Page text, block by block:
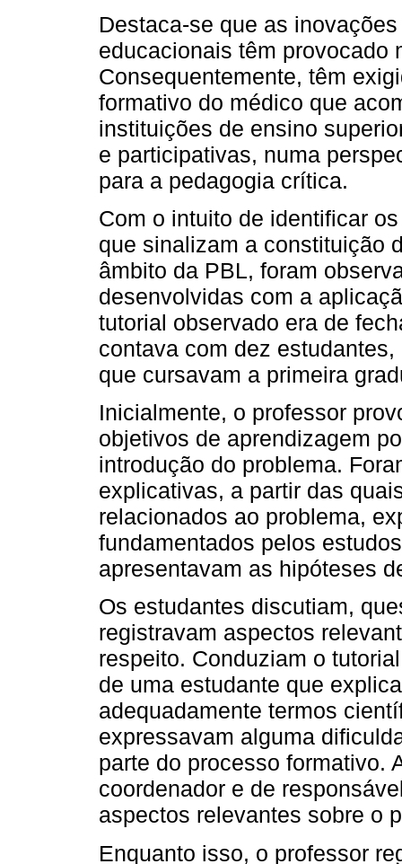
Destaca-se que as
educacionais têm provocado
Consequentemente, têm
formativo do médico que
instituições de ensino
e participativas, numa
para a pedagogia crítica.
Com o intuito de identificar
que sinalizam a constituição
âmbito da PBL, foram
desenvolvidas com a
tutorial observado era de
contava com dez
que cursavam a primeira
Inicialmente, o professor
objetivos de aprendizagem
introdução do problema.
explicativas, a partir das
relacionados ao problema,
fundamentados pelos
apresentavam as hipóteses
Os estudantes discutiam,
registravam aspectos
respeito. Conduziam o
de uma estudante que
adequadamente termos
expressavam alguma
parte do processo formativo.
coordenador e de
aspectos relevantes sobre o
Enquanto isso, o professor